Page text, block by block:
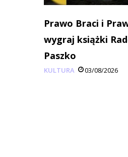
Prawo Braci i
wygraj książki
Paszko
KULTURA 03/08/2026